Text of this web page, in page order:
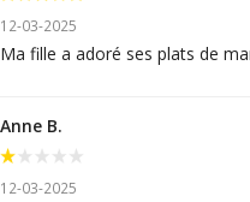
12-03-2025
Ma fille a adoré ses plats de
Anne B.
12-03-2025